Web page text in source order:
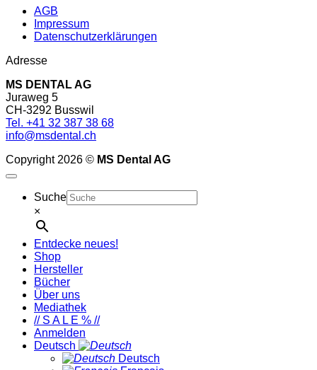
AGB
Impressum
Datenschutzerklärungen
Adresse
MS DENTAL AG
Juraweg 5
CH-3292 Busswil
Tel. +41 32 387 38 68
info@msdental.ch
Copyright 2026 © MS Dental AG
Suche
×
Entdecke neues!
Shop
Hersteller
Bücher
Über uns
Mediathek
// S A L E % //
Anmelden
Deutsch
Deutsch